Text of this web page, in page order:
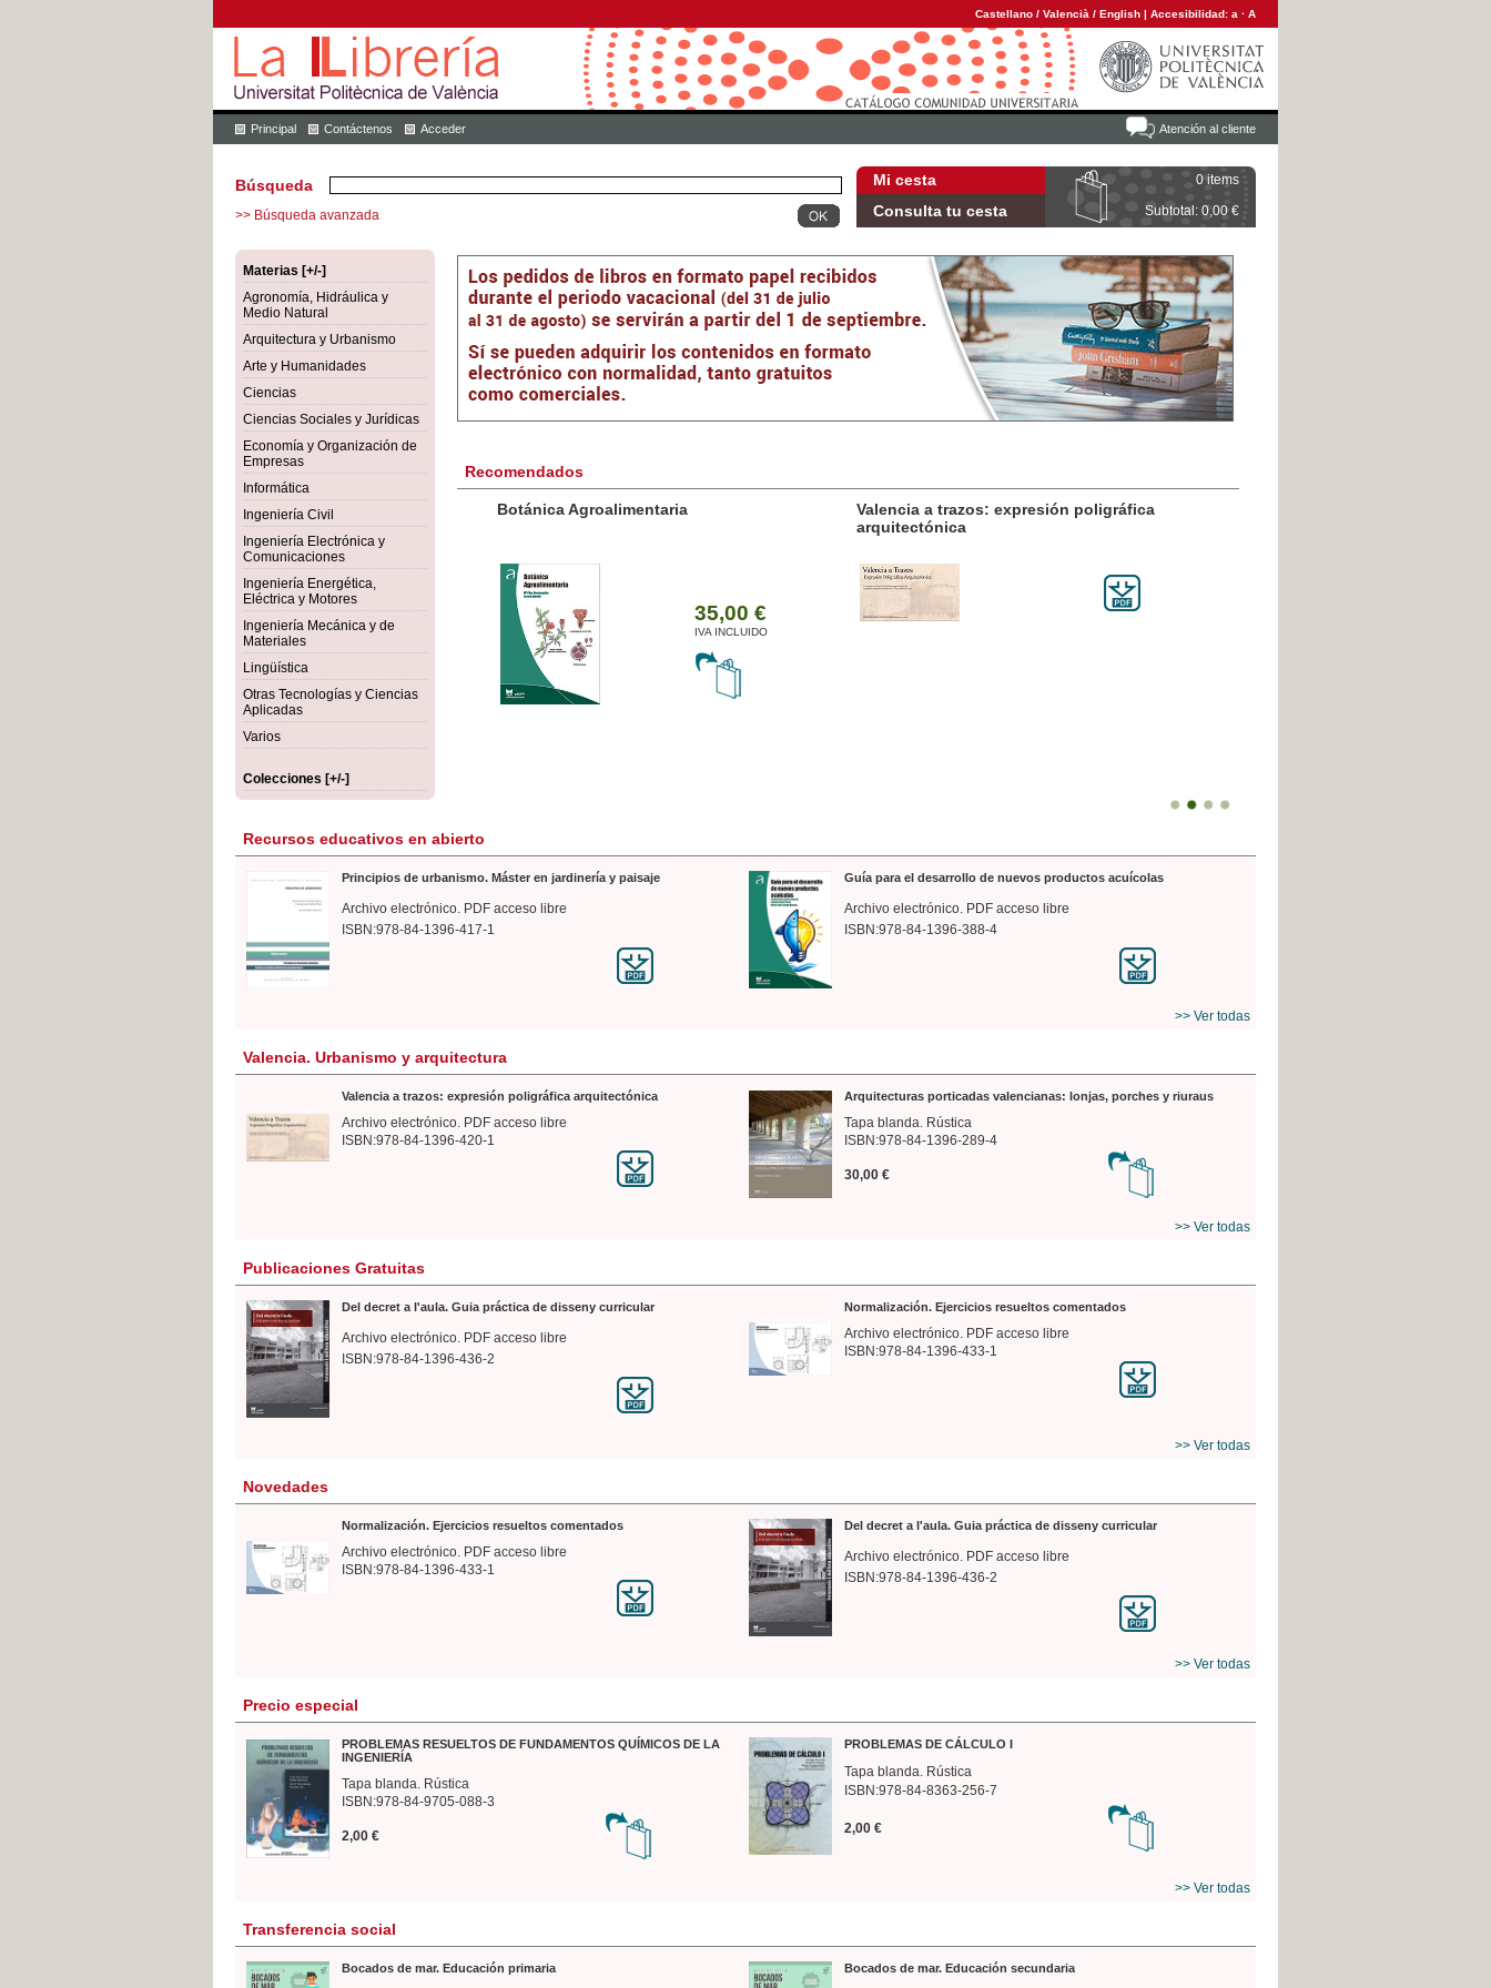
Castellano / Valencià / English | Accesibilidad: a · A
Atención al cliente
Principal Contáctenos Acceder
Mi cesta 0 items
Consulta tu cesta Subtotal: 0,00 €
Búsqueda
>> Búsqueda avanzada
Materias [+/-]
Agronomía, Hidráulica y
Medio Natural
Arquitectura y Urbanismo
Arte y Humanidades
Ciencias
Ciencias Sociales y Jurídicas
Economía y Organización de
Empresas
Informática
Ingeniería Civil
Ingeniería Electrónica y
Comunicaciones
Ingeniería Energética,
Eléctrica y Motores
Ingeniería Mecánica y de
Materiales
Lingüística
Otras Tecnologías y Ciencias
Aplicadas
Varios
Colecciones [+/-]
Recomendados
Botánica Agroalimentaria
35,00 €
IVA INCLUIDO
Valencia a trazos: expresión poligráfica
arquitectónica
Recursos educativos en abierto
Principios de urbanismo. Máster en jardinería y paisaje
Archivo electrónico. PDF acceso libre
ISBN:978-84-1396-417-1
Guía para el desarrollo de nuevos productos acuícolas
Archivo electrónico. PDF acceso libre
ISBN:978-84-1396-388-4
>> Ver todas
Valencia. Urbanismo y arquitectura
Valencia a trazos: expresión poligráfica arquitectónica
Archivo electrónico. PDF acceso libre
ISBN:978-84-1396-420-1
Arquitecturas porticadas valencianas: lonjas, porches y riuraus
Tapa blanda. Rústica
ISBN:978-84-1396-289-4
30,00 €
>> Ver todas
Publicaciones Gratuitas
Del decret a l'aula. Guia práctica de disseny curricular
Archivo electrónico. PDF acceso libre
ISBN:978-84-1396-436-2
Normalización. Ejercicios resueltos comentados
Archivo electrónico. PDF acceso libre
ISBN:978-84-1396-433-1
>> Ver todas
Novedades
Normalización. Ejercicios resueltos comentados
Archivo electrónico. PDF acceso libre
ISBN:978-84-1396-433-1
Del decret a l'aula. Guia práctica de disseny curricular
Archivo electrónico. PDF acceso libre
ISBN:978-84-1396-436-2
>> Ver todas
Precio especial
PROBLEMAS RESUELTOS DE FUNDAMENTOS QUÍMICOS DE LA
INGENIERÍA
Tapa blanda. Rústica
ISBN:978-84-9705-088-3
2,00 €
PROBLEMAS DE CÁLCULO I
Tapa blanda. Rústica
ISBN:978-84-8363-256-7
2,00 €
>> Ver todas
Transferencia social
Bocados de mar. Educación primaria Bocados de mar. Educación secundaria